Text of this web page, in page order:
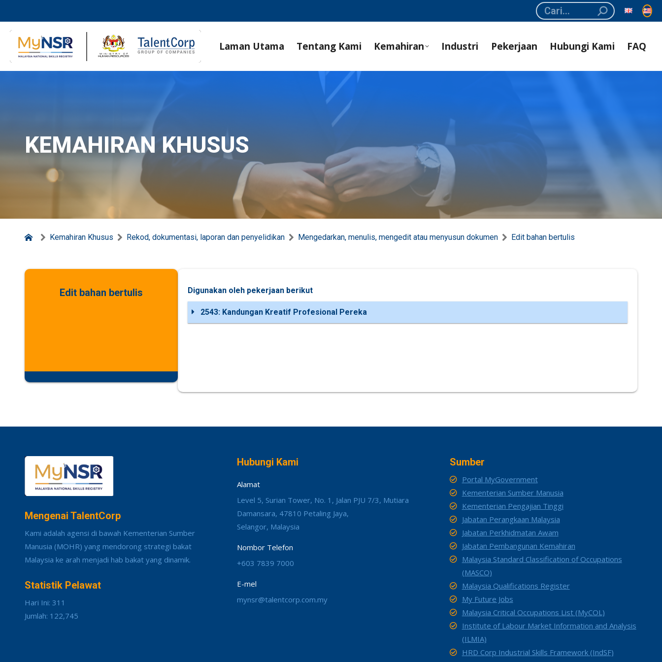
Search:
Laman Utama Tentang Kami Kemahiran Industri Pekerjaan Hubungi Kami FAQ
KEMAHIRAN KHUSUS
Kemahiran Khusus Rekod, dokumentasi, laporan dan penyelidikan Mengedarkan, menulis, mengedit atau menyusun dokumen Edit bahan bertulis
Edit bahan bertulis Digunakan oleh pekerjaan berikut
2543: Kandungan Kreatif Profesional Pereka
Mengenai TalentCorp
Kami adalah agensi di bawah Kementerian Sumber
Manusia (MOHR) yang mendorong strategi bakat
Malaysia ke arah menjadi hab bakat yang dinamik.
Statistik Pelawat
Hari Ini: 311
Jumlah: 122,745
Hubungi Kami
Alamat
Level 5, Surian Tower, No. 1, Jalan PJU 7/3, Mutiara
Damansara, 47810 Petaling Jaya,
Selangor, Malaysia
Nombor Telefon
+603 7839 7000
E-mel
mynsr@talentcorp.com.my
Sumber
Portal MyGovernment
Kementerian Sumber Manusia
Kementerian Pengajian Tinggi
Jabatan Perangkaan Malaysia
Jabatan Perkhidmatan Awam
Jabatan Pembangunan Kemahiran
Malaysia Standard Classification of Occupations
(MASCO)
Malaysia Qualifications Register
My Future Jobs
Malaysia Critical Occupations List (MyCOL)
Institute of Labour Market Information and Analysis
(ILMIA)
HRD Corp Industrial Skills Framework (IndSF)